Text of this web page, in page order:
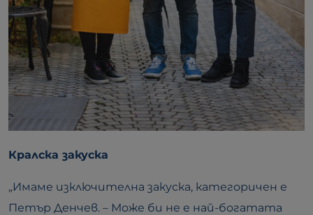
Кралска закуска
„Имаме изключителна закуска, категоричен е
Петър Денчев. – Може би не е най-богатата